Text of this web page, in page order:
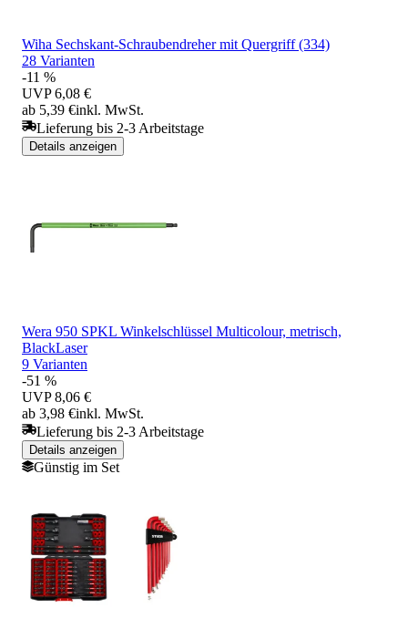
Wiha Sechskant-Schraubendreher mit Quergriff (334)
28 Varianten
-11 %
UVP 6,08 €
ab 5,39 €inkl. MwSt.
Lieferung bis 2-3 Arbeitstage
Details anzeigen
Wera 950 SPKL Winkelschlüssel Multicolour, metrisch,
BlackLaser
9 Varianten
-51 %
UVP 8,06 €
ab 3,98 €inkl. MwSt.
Lieferung bis 2-3 Arbeitstage
Details anzeigen
Günstig im Set